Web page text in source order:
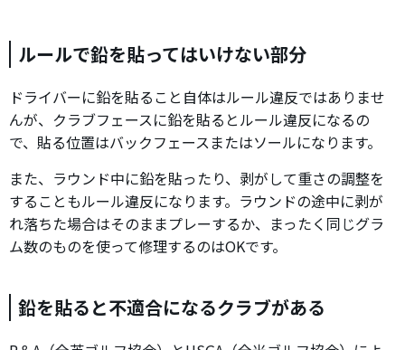
ルールで鉛を貼ってはいけない部分
ドライバーに鉛を貼ること自体はルール違反ではありませ
んが、クラブフェースに鉛を貼るとルール違反になるの
で、貼る位置はバックフェースまたはソールになります。
また、ラウンド中に鉛を貼ったり、剥がして重さの調整を
することもルール違反になります。ラウンドの途中に剥が
れ落ちた場合はそのままプレーするか、まったく同じグラ
ム数のものを使って修理するのはOKです。
鉛を貼ると不適合になるクラブがある